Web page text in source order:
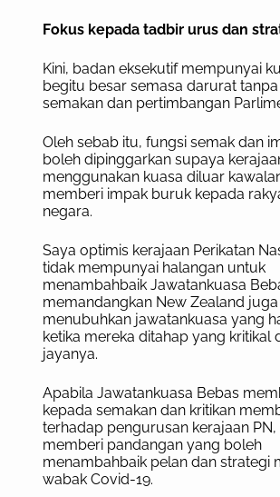
Fokus kepada tadbir urus dan
Kini, badan eksekutif mempunyai
begitu besar semasa darurat
semakan dan pertimbangan
Oleh sebab itu, fungsi semak dan
boleh dipinggarkan supaya
menggunakan kuasa diluar
memberi impak buruk kepada
negara.
Saya optimis kerajaan Perikatan
tidak mempunyai halangan untuk
menambahbaik Jawatankuasa
memandangkan New Zealand
menubuhkan jawatankuasa yang
ketika mereka ditahap yang kritikal
jayanya.
Apabila Jawatankuasa Bebas
kepada semakan dan kritikan
terhadap pengurusan kerajaan PN,
memberi pandangan yang boleh
menambahbaik pelan dan strategi
wabak Covid-19.